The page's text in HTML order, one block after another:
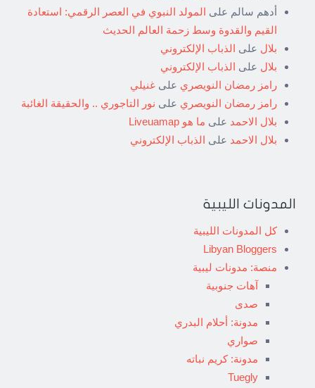
أدهم سالم على المولد النبوي في العصر الرقمي: استعادة
القيم والقدوة وسط زحمة العالم الحديث
بلال على الذباب الإلكتروني
بلال على الذباب الإلكتروني
رامز رمضان النويصري على غنيلي
رامز رمضان النويصري على نور التاجوري .. والحقيقة الغائبة
بلال الاحمد على ما هو Liveuamap
بلال الاحمد على الذباب الإلكتروني
المدونات الليبية
كل المدونات الليبية
Libyan Bloggers
منصة: مدونات ليبية
آهات جنوبية
صدى
مدونة: أحلام البدري
صواري
مدونة: كريم نباته
Tuegly